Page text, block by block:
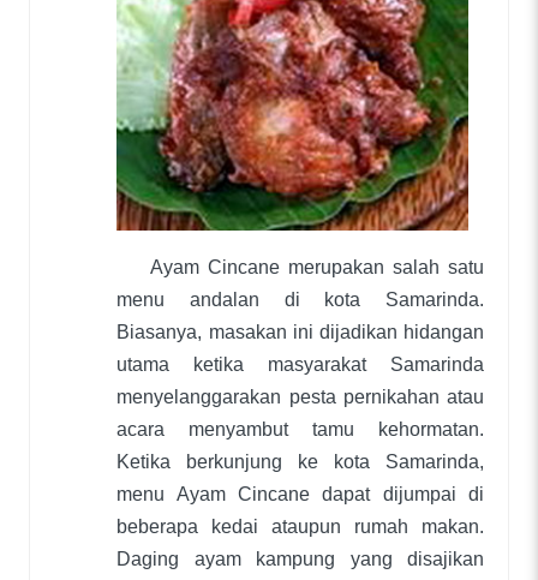
Ayam Cincane merupakan salah satu
menu andalan di kota Samarinda.
Biasanya, masakan ini dijadikan hidangan
utama ketika masyarakat Samarinda
menyelanggarakan pesta pernikahan atau
acara menyambut tamu kehormatan.
Ketika berkunjung ke kota Samarinda,
menu Ayam Cincane dapat dijumpai di
beberapa kedai ataupun rumah makan.
Daging ayam kampung yang disajikan